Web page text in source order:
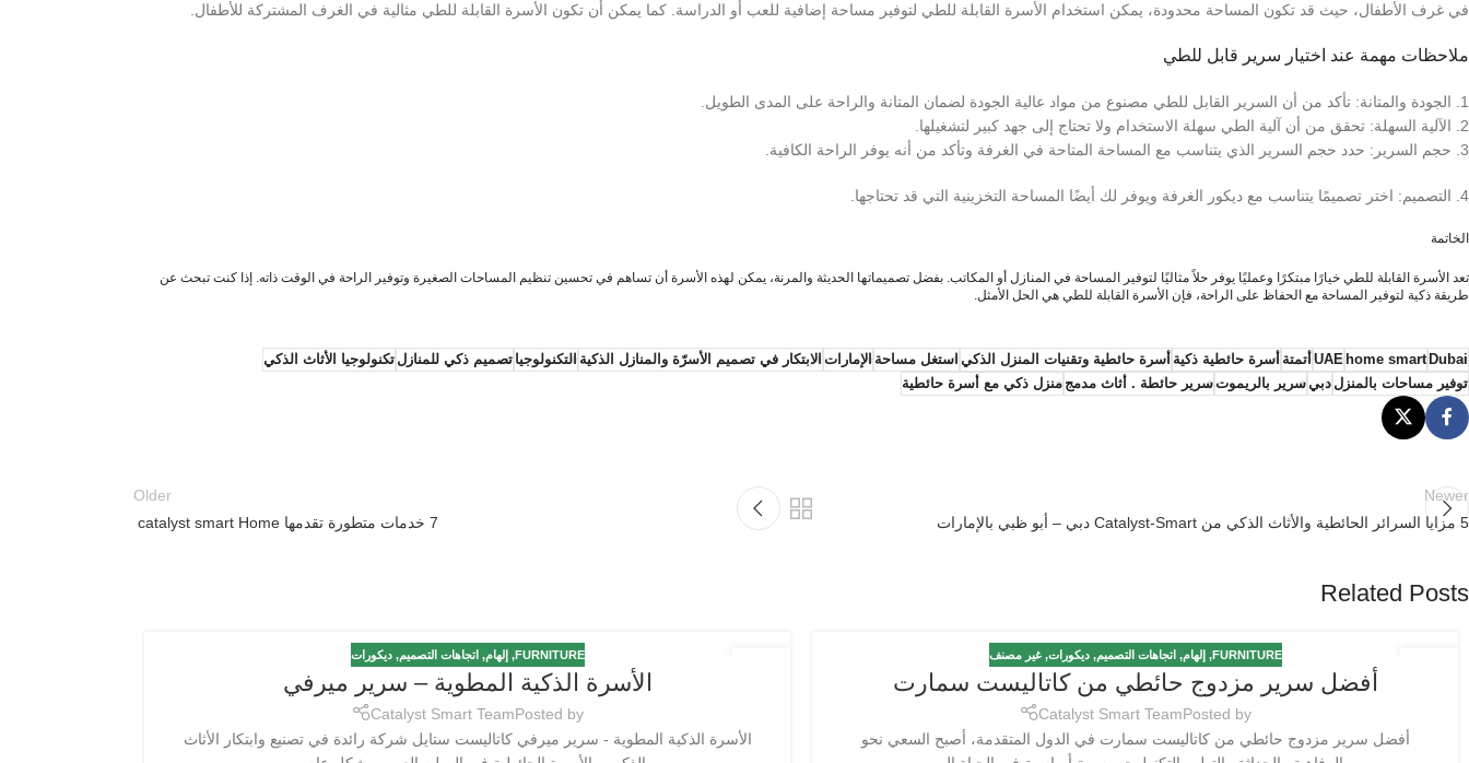
في غرف الأطفال، حيث قد تكون المساحة محدودة، يمكن استخدام الأسرة القابلة للطي لتوفير مساحة إضافية للعب أو الدراسة. كما يمكن أن تكون الأسرة القابلة للطي مثالية في الغرف المشتركة للأطفال.
ملاحظات مهمة عند اختيار سرير قابل للطي
1. الجودة والمتانة: تأكد من أن السرير القابل للطي مصنوع من مواد عالية الجودة لضمان المتانة والراحة على المدى الطويل.
2. الآلية السهلة: تحقق من أن آلية الطي سهلة الاستخدام ولا تحتاج إلى جهد كبير لتشغيلها.
3. حجم السرير: حدد حجم السرير الذي يتناسب مع المساحة المتاحة في الغرفة وتأكد من أنه يوفر الراحة الكافية.
4. التصميم: اختر تصميمًا يتناسب مع ديكور الغرفة ويوفر لك أيضًا المساحة التخزينية التي قد تحتاجها.
الخاتمة
تعد الأسرة القابلة للطي خيارًا مبتكرًا وعمليًا يوفر حلاً مثاليًا لتوفير المساحة في المنازل أو المكاتب. بفضل تصميماتها الحديثة والمرنة، يمكن لهذه الأسرة أن تساهم في تحسين تنظيم المساحات الصغيرة وتوفير الراحة في الوقت ذاته. إذا كنت تبحث عن
طريقة ذكية لتوفير المساحة مع الحفاظ على الراحة، فإن الأسرة القابلة للطي هي الحل الأمثل.
Dubai
home smart
UAEأتمتة أسرة حائطية ذكية أسرة حائطية وتقنيات المنزل الذكياستغل مساحة الإماراتالابتكار في تصميم الأسرّة والمنازل الذكية التكنولوجيا تصميم ذكي للمنازل تكنولوجيا الأثاث الذكي
توفير مساحات بالمنزل دبيسرير بالريموتسرير حائطة . أثاث مدمج منزل ذكي مع أسرة حائطية
Newer
5 مزايا السرائر الحائطية والأثاث الذكي من Catalyst-Smart دبي – أبو ظبي بالإمارات
Older
7 خدمات متطورة تقدمها catalyst smart Home
Related Posts
FURNITURE
, إلهام, اتجاهات التصميم,ديكورات,غير مصنف
أفضل سرير مزدوج حائطي من كاتاليست سمارت
Posted by
Catalyst Smart Team
أفضل سرير مزدوج حائطي من كاتاليست سمارت في الدول المتقدمة، أصبح السعي نحو
FURNITURE
, إلهام, اتجاهات التصميم,ديكورات
الأسرة الذكية المطوية – سرير ميرفي
Posted by
Catalyst Smart Team
الأسرة الذكية المطوية - سرير ميرفي كاتاليست ستايل شركة رائدة في تصنيع وابتكار الأثاث